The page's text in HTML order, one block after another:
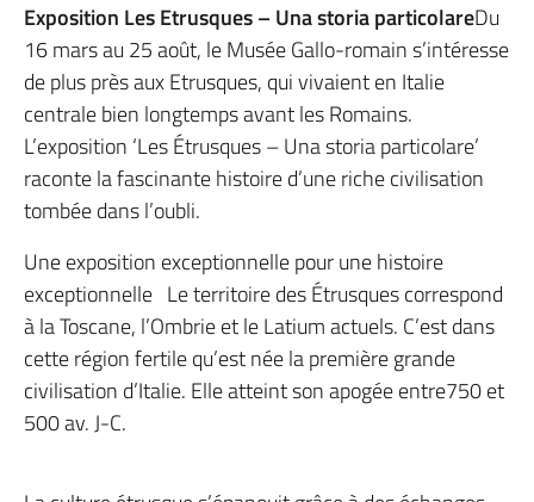
Exposition Les Etrusques – Una storia particolareDu
16 mars au 25 août, le Musée Gallo-romain s’intéresse
de plus près aux Etrusques, qui vivaient en Italie
centrale bien longtemps avant les Romains.
L’exposition ‘Les Étrusques – Una storia particolare’
raconte la fascinante histoire d’une riche civilisation
tombée dans l’oubli.
Une exposition exceptionnelle pour une histoire
exceptionnelle Le territoire des Étrusques correspond
à la Toscane, l’Ombrie et le Latium actuels. C’est dans
cette région fertile qu’est née la première grande
civilisation d’Italie. Elle atteint son apogée entre750 et
500 av. J-C.